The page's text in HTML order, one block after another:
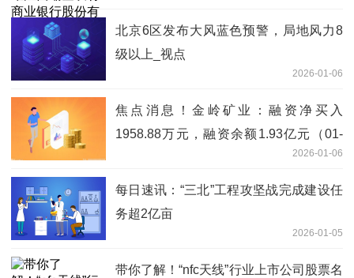
北京6区发布大风蓝色预警，局地风力8
级以上_视点
2026-01-06
焦点消息！金岭矿业：融资净买入
1958.88万元，融资余额1.93亿元（01-
2026-01-06
每日速讯：“三北”工程攻坚战完成建设任
务超2亿亩
2026-01-05
带你了解！“nfc天线”行业上市公司股票名